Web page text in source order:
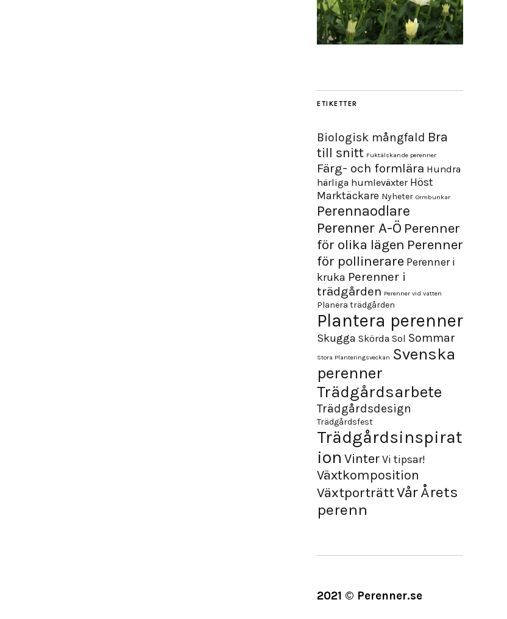
ETIKETTER
Biologisk mångfald Bra
till snitt Fuktälskande perenner
Färg- och formlära Hundra
härliga humleväxter Höst
Marktäckare Nyheter Ormbunkar
Perennaodlare
Perenner A-Ö Perenner
för olika lägen Perenner
för pollinerare Perenner i
kruka Perenner i
trädgården Perenner vid vatten
Planera trädgården
Plantera perenner
Skugga Skörda Sol Sommar
Stora Planteringsveckan Svenska
perenner
Trädgårdsarbete
Trädgårdsdesign
Trädgårdsfest
Trädgårdsinspirat
ion VinterVi tipsar!
Växtkomposition
VäxtporträttVårÅrets
perenn
2021 © Perenner.se